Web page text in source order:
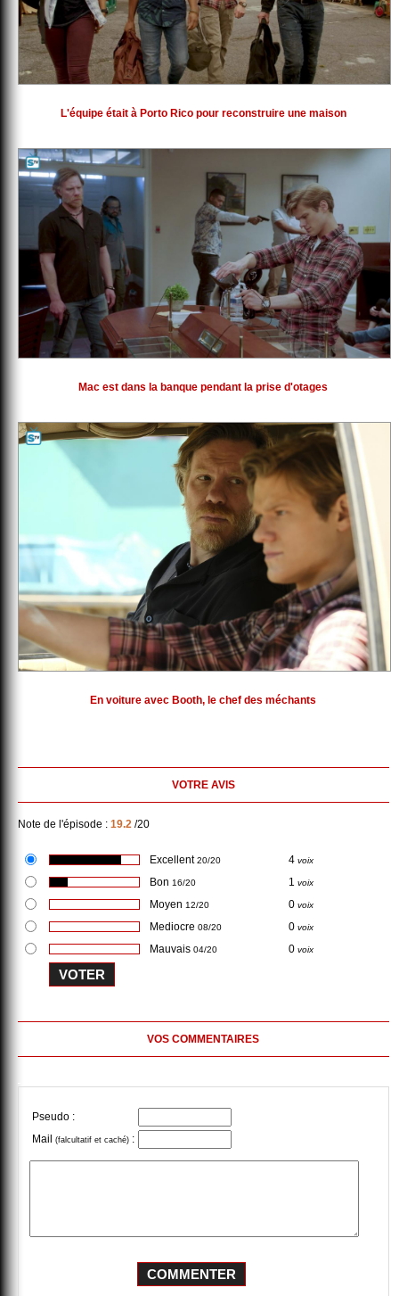
L'équipe était à Porto Rico pour reconstruire une maison
Mac est dans la banque pendant la prise d'otages
En voiture avec Booth, le chef des méchants
VOTRE AVIS
Note de l'épisode : 19.2 /20
Excellent20/20 4 voix
Bon 16/20 1 voix
Moyen 12/20 0 voix
Mediocre 08/20 0 voix
Mauvais 04/20 0 voix
VOS COMMENTAIRES
Pseudo :
Mail
(falcultatif et caché) :